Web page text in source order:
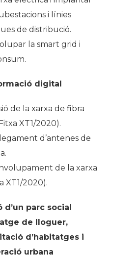
i línies
de distribució.
la smart grid i
digital
de la xarxa de fibra
XT1/2020).
d’antenes de
de la xarxa
XT1/2020).
d’un parc social
de lloguer,
d’habitatges i
urbana